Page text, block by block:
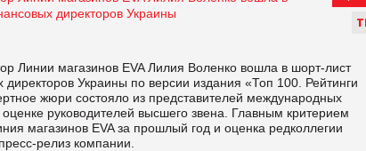
Т
директоров Украины
Линии магазинов EVA Лилия Воленко вошла в шорт-лист
Украины по версии издания «Топ 100. Рейтинги
жюри состояло из представителей международных
руководителей высшего звена. Главным критерием
магазинов EVA за прошлый год и оценка редколлегии
релиз компании.